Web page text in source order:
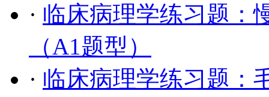
· 临床病理学练习题：
（A1题型）
· 临床病理学练习题：